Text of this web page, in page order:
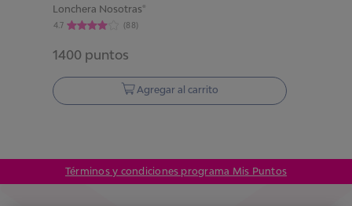
Lonchera Nosotras®
4.7 (88)
1400 puntos
Agregar al carrito
Términos y condiciones programa Mis Puntos